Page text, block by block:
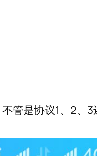
管是协议1、2、